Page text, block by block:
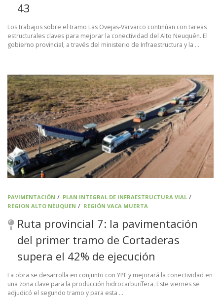
43
Los trabajos sobre el tramo Las Ovejas-Varvarco continúan con tareas
estructurales claves para mejorar la conectividad del Alto Neuquén. El
gobierno provincial, a través del ministerio de Infraestructura y la …
PAVIMENTACIÓN / PLAN INTEGRAL DE INFRAESTRUCTURA VIAL/
REGION ALTO NEUQUEN / REGIÓN VACA MUERTA
Ruta provincial 7: la pavimentación
del primer tramo de Cortaderas
supera el 42% de ejecución
La obra se desarrolla en conjunto con YPF y mejorará la conectividad en
una zona clave para la producción hidrocarburífera. Este viernes se
adjudicó el segundo tramo y para esta …